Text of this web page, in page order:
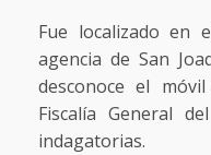
Fue localizado en
agencia de San
desconoce el
Fiscalía General
indagatorias.